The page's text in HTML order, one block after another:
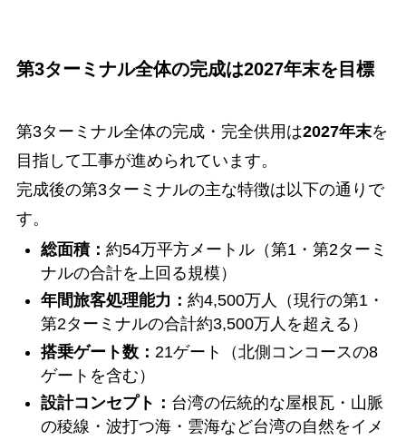
第3ターミナル全体の完成は2027年末を目標
第3ターミナル全体の完成・完全供用は2027年末を
目指して工事が進められています。
完成後の第3ターミナルの主な特徴は以下の通りで
す。
総面積： 約54万平方メートル（第1・第2ターミ
ナルの合計を上回る規模）
年間旅客処理能力： 約4,500万人（現行の第1・
第2ターミナルの合計約3,500万人を超える）
搭乗ゲート数： 21ゲート（北側コンコースの8
ゲートを含む）
設計コンセプト： 台湾の伝統的な屋根瓦・山脈
の稜線・波打つ海・雲海など台湾の自然をイメ